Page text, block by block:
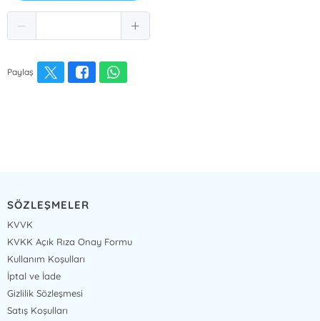
Paylaş
SÖZLEŞMELER
KVVK
KVKK Açık Rıza Onay Formu
Kullanım Koşulları
İptal ve İade
Gizlilik Sözleşmesi
Satış Koşulları